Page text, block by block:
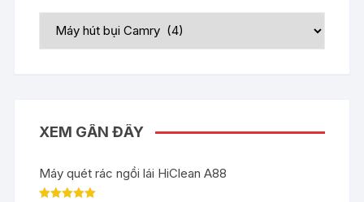
XEM GẦN ĐÂY
Máy quét rác ngồi lái HiClean A88